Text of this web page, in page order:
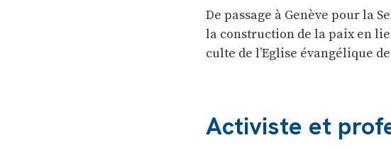
De passage à Genève pour la
la construction de la paix en
culte de l’Eglise évangélique
Activiste et